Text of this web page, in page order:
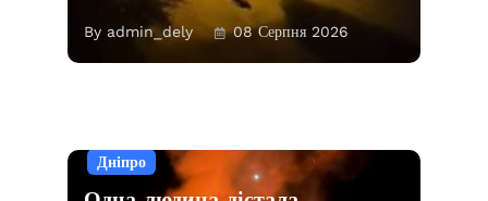
By admin_dely 08 Серпня 2026
Дніпро